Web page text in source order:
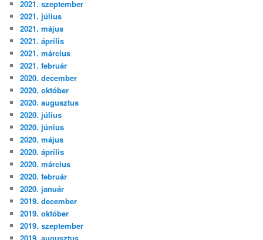
2021. szeptember
2021. július
2021. május
2021. április
2021. március
2021. február
2020. december
2020. október
2020. augusztus
2020. július
2020. június
2020. május
2020. április
2020. március
2020. február
2020. január
2019. december
2019. október
2019. szeptember
2019. augusztus